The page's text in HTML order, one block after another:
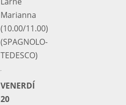
Marianna
(10.00/11.00)
(SPAGNOLO-
TEDESCO)
VENERDÍ
20